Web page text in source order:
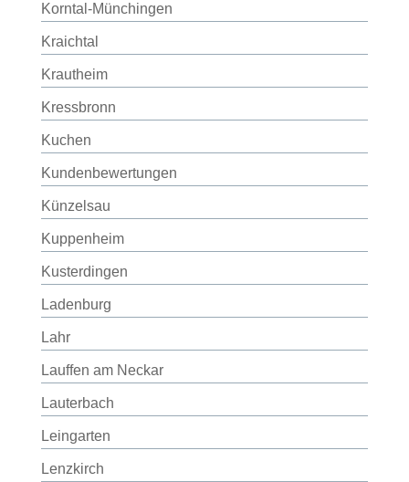
Korntal-Münchingen
Kraichtal
Krautheim
Kressbronn
Kuchen
Kundenbewertungen
Künzelsau
Kuppenheim
Kusterdingen
Ladenburg
Lahr
Lauffen am Neckar
Lauterbach
Leingarten
Lenzkirch